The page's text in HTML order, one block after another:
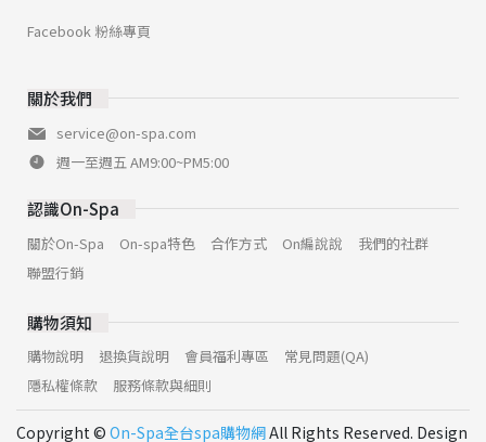
關於我們
service@on-spa.com
週一至週五 AM9:00~PM5:00
認識On-Spa
關於On-Spa On-spa特色 合作方式 On編說說
我們的社群
聯盟行銷
購物須知
購物說明 退換貨說明 會員福利專區
常見問題(QA)
隱私權條款
服務條款與細則
Facebook 粉絲專頁
Copyright © On-Spa全台spa購物網All Rights Reserved. Design